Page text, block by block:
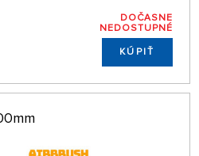
DOČASNE
NEDOSTUPNÉ
KÚPIŤ